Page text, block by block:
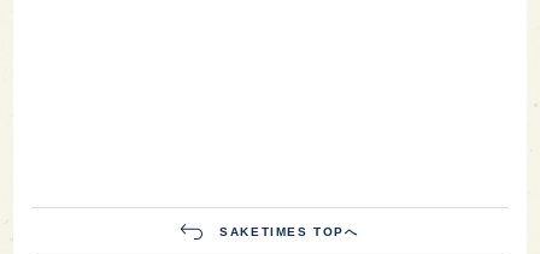
SAKETIMES TOPへ